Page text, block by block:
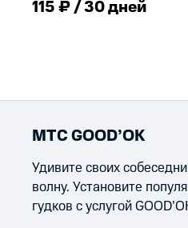
115 ₽ / 30 дней
МТС GOOD’OK
Удивите своих
волну. Установите
гудков с услугой